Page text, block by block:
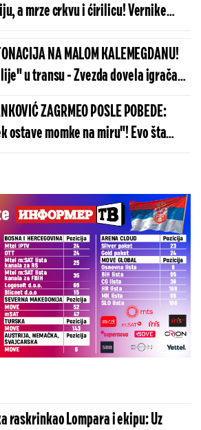
a mrze crkvu i ćirilicu! Vernike
omađijanima, a crkve bi da
u pabove (VIDEO)
NA MALOM KALEMEGDANU!
u transu - Zvezda dovela igrača
Madrida!
ZAGRMEO POSLE POBEDE:
ostave momke na miru"! Evo šta
o isključenju golmana!
raskrinkao Lompara i ekipu: Uz